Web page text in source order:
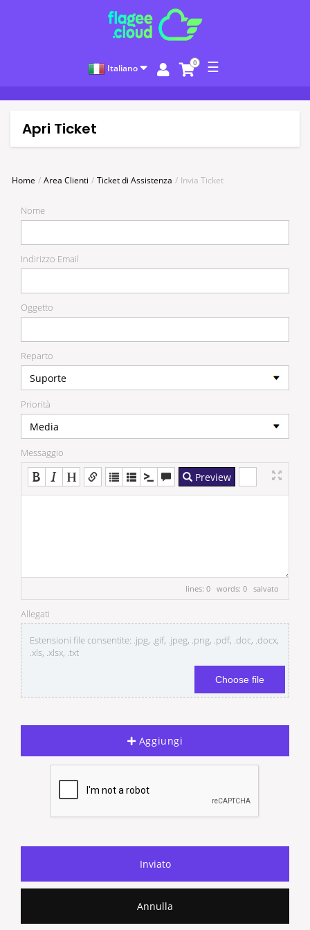
Italiano 0 ☰
Apri Ticket
Home Area Clienti Ticket di Assistenza Invia Ticket
Nome
Indirizzo Email
Oggetto
Reparto
Priorità
Messaggio
Preview
lines: 0 words: 0 salvato
Allegati
Estensioni file consentite: .jpg, .gif, .jpeg, .png, .pdf, .doc, .docx,
.xls, .xlsx, .txt
Choose file
Aggiungi
Annulla